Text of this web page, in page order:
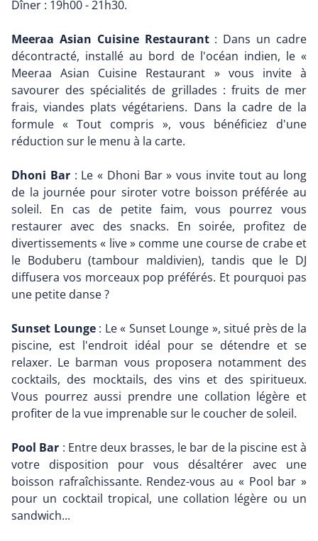
Dîner : 19h00 - 21h30.
Meeraa Asian Cuisine Restaurant: Dans un cadre
décontracté, installé au bord de l'océan indien, le «
Meeraa Asian Cuisine Restaurant » vous invite à
savourer des spécialités de grillades : fruits de mer
frais, viandes plats végétariens. Dans la cadre de la
formule « Tout compris », vous bénéficiez d'une
réduction sur le menu à la carte.
Dhoni Bar: Le « Dhoni Bar » vous invite tout au long
de la journée pour siroter votre boisson préférée au
soleil. En cas de petite faim, vous pourrez vous
restaurer avec des snacks. En soirée, profitez de
divertissements « live » comme une course de crabe et
le Boduberu (tambour maldivien), tandis que le DJ
diffusera vos morceaux pop préférés. Et pourquoi pas
une petite danse ?
Sunset Lounge: Le « Sunset Lounge », situé près de la
piscine, est l'endroit idéal pour se détendre et se
relaxer. Le barman vous proposera notamment des
cocktails, des mocktails, des vins et des spiritueux.
Vous pourrez aussi prendre une collation légère et
profiter de la vue imprenable sur le coucher de soleil.
Pool Bar : Entre deux brasses, le bar de la piscine est à
votre disposition pour vous désaltérer avec une
boisson rafraîchissante. Rendez-vous au « Pool bar »
pour un cocktail tropical, une collation légère ou un
sandwich...